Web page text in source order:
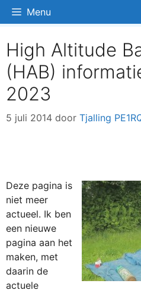
naar
inhoud
Menu
High Altitude
(HAB)
2023
5 juli 2014 door Tjalling
Deze pagina is
niet meer
actueel. Ik ben
een nieuwe
pagina aan het
maken, met
daarin de
actuele